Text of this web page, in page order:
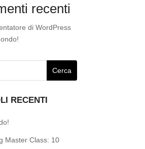
recenti
di WordPress
RECENTI
Master Class: 10